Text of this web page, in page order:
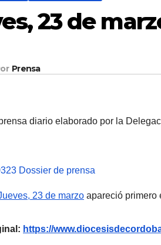
23 de
Prensa
diario elaborado por la
Dossier de prensa
23 de marzo apareció primero
https://